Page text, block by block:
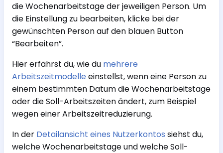
die Wochenarbeitstage der jeweiligen Person. Um
die Einstellung zu bearbeiten, klicke bei der
gewünschten Person auf den blauen Button
“Bearbeiten”.
Hier erfährst du, wie du mehrere
Arbeitszeitmodelle einstellst, wenn eine Person zu
einem bestimmten Datum die Wochenarbeitstage
oder die Soll-Arbeitszeiten ändert, zum Beispiel
wegen einer Arbeitszeitreduzierung.
In der Detailansicht eines Nutzerkontos siehst du,
welche Wochenarbeitstage und welche Soll-